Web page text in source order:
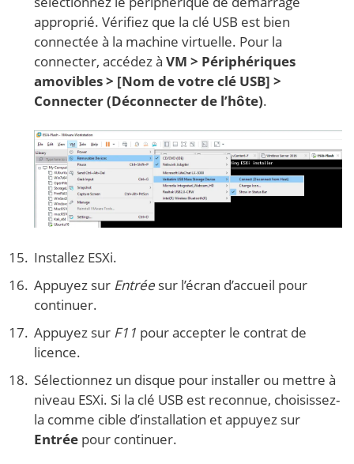
approprié. Vérifiez que la clé USB est bien
connectée à la machine virtuelle. Pour la
connecter, accédez à VM > Périphériques
amovibles > [Nom de votre clé USB] >
Connecter (Déconnecter de l’hôte).
Installez ESXi.
Appuyez sur Entrée sur l’écran d’accueil pour
continuer.
Appuyez sur F11 pour accepter le contrat de
licence.
Sélectionnez un disque pour installer ou mettre à
niveau ESXi. Si la clé USB est reconnue, choisissez-
la comme cible d’installation et appuyez sur
Entrée pour continuer.